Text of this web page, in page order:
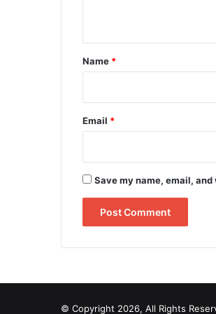
*
Name *
Email *
Save my name, email,
© Copyright 2026, All Rights